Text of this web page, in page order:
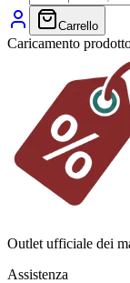
Carrello
Caricamento
Outlet ufficiale dei
Assistenza